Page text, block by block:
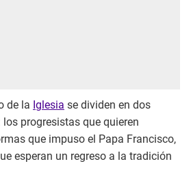
de la Iglesia se dividen en dos
progresistas que quieren
que impuso el Papa Francisco,
esperan un regreso a la tradición